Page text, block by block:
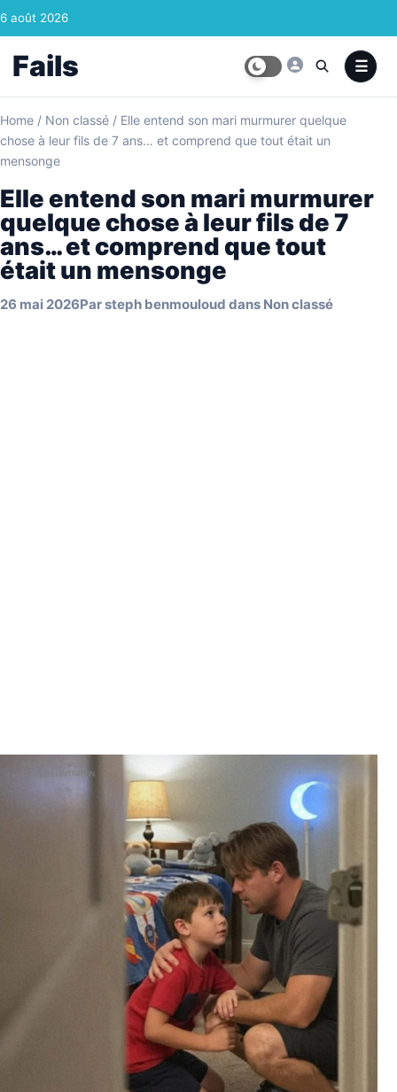
Skip to content
6 août 2026
Fails
Home / Non classé / Elle entend son mari murmurer quelque
chose à leur fils de 7 ans… et comprend que tout était un
mensonge
Elle entend son mari murmurer
quelque chose à leur fils de 7
ans… et comprend que tout
était un mensonge
26 mai 2026Parsteph benmouloud dans Non classé